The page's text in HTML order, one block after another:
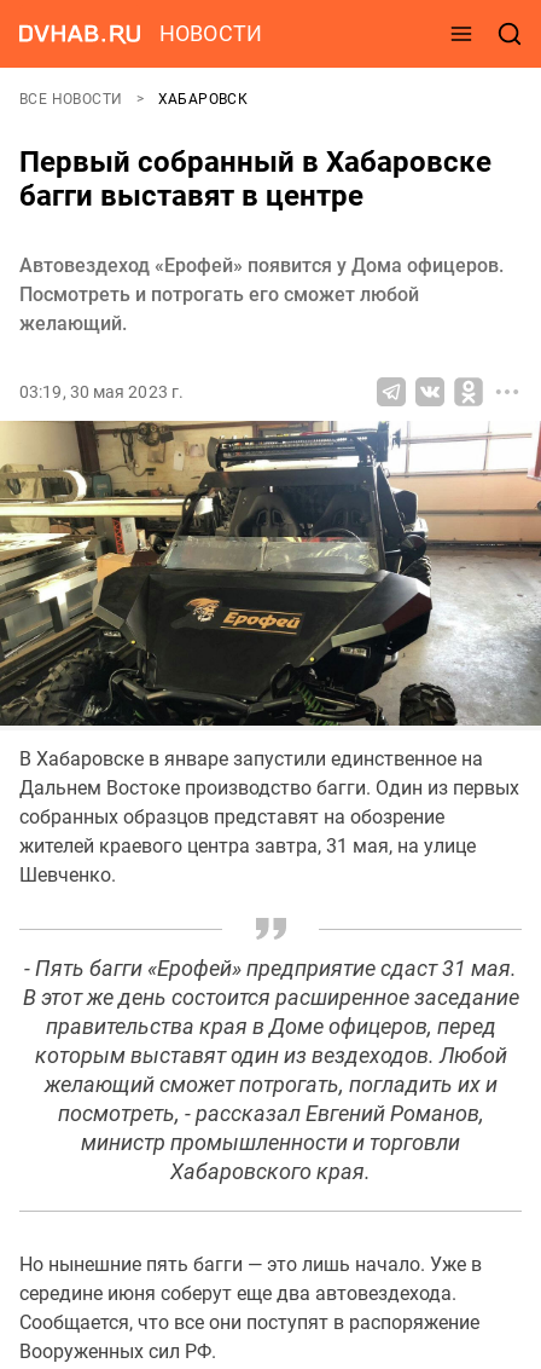
НОВОСТИ
ВСЕ НОВОСТИ ХАБАРОВСК
Первый собранный в Хабаровске
багги выставят в центре
Автовездеход «Ерофей» появится у Дома офицеров.
Посмотреть и потрогать его сможет любой
желающий.
03:19, 30 мая 2023 г.
В Хабаровске в январе запустили единственное на
Дальнем Востоке производство багги. Один из первых
собранных образцов представят на обозрение
жителей краевого центра завтра, 31 мая, на улице
Шевченко.
- Пять багги «Ерофей» предприятие сдаст 31 мая.
В этот же день состоится расширенное заседание
правительства края в Доме офицеров, перед
которым выставят один из вездеходов. Любой
желающий сможет потрогать, погладить их и
посмотреть, - рассказал Евгений Романов,
министр промышленности и торговли
Хабаровского края.
Но нынешние пять багги — это лишь начало. Уже в
середине июня соберут еще два автовездехода.
Сообщается, что все они поступят в распоряжение
Вооруженных сил РФ.